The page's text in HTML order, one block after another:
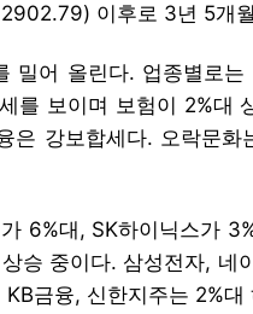
이후로 3년 5개
밀어 올린다. 업종별로는
를 보이며 보험이 2%대
은 강보합세다. 오락문화
6%대, SK하이닉스가
승 중이다. 삼성전자, 네
금융, 신한지주는 2%대